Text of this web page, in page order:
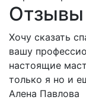
Отзывы
Хочу сказать
вашу
настоящие
только я но и
Алена Павлова